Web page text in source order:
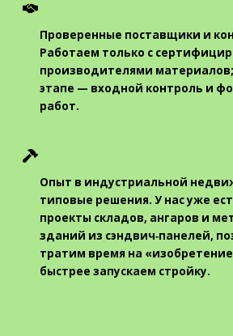
Проверенные поставщики и
Работаем только с
производителями
этапе — входной контроль и
работ.
Опыт в индустриальной
типовые решения. У нас уже
проекты складов, ангаров и
зданий из сэндвич‑панелей,
тратим время на
быстрее запускаем стройку.